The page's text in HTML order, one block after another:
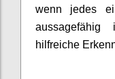
wenn jedes
hilfreiche